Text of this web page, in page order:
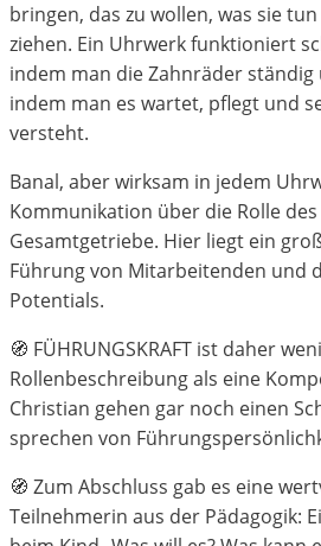
bringen, das zu wollen, was sie
ziehen. Ein Uhrwerk funktioniert
indem man die Zahnräder
indem man es wartet, pflegt und
versteht.
Banal, aber wirksam in jedem
Kommunikation über die Rolle
Gesamtgetriebe. Hier liegt ein
Führung von Mitarbeitenden und
Potentials.
🧭 FÜHRUNGSKRAFT ist daher
Rollenbeschreibung als eine
Christian gehen gar noch einen
sprechen von
🧭 Zum Abschluss gab es eine
Teilnehmerin aus der Pädagogik: